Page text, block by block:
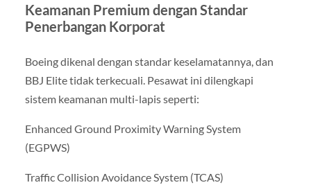
Keamanan Premium dengan Standar
Penerbangan Korporat
Boeing dikenal dengan standar keselamatannya, dan
BBJ Elite tidak terkecuali. Pesawat ini dilengkapi
sistem keamanan multi-lapis seperti:
Enhanced Ground Proximity Warning System
(EGPWS)
Traffic Collision Avoidance System (TCAS)